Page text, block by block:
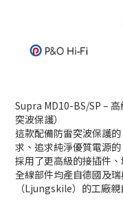
Supra MD10-BS/SP –
突波保護）
這款配備防雷突波保護
求、追求純淨優質電源
採用了更高級的接插件
全線部件均產自德國及
（Ljungskile）的工廠親